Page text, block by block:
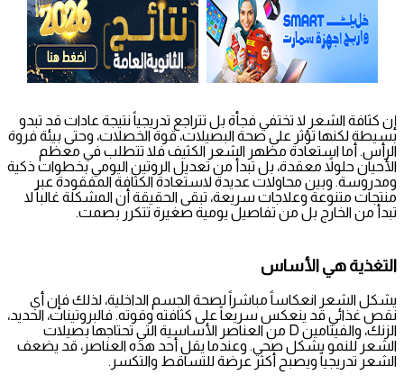
إن كثافة الشعر لا تختفي فجأة بل تتراجع تدريجياً نتيجة عادات قد تبدو
بسيطة لكنها تؤثر على صحة البصيلات، قوة الخصلات، وحتى بيئة فروة
الرأس. أما استعادة مظهر الشعر الكثيف فلا تتطلب في معظم
الأحيان حلولاً معقدة، بل تبدأ من تعديل الروتين اليومي بخطوات ذكية
ومدروسة. وبين محاولات عديدة لاستعادة الكثافة المفقودة عبر
منتجات متنوعة وعلاجات سريعة، تبقى الحقيقة أن المشكلة غالباً لا
تبدأ من الخارج بل من تفاصيل يومية صغيرة تتكرر بصمت.
التغذية هي الأساس
يشكل الشعر انعكاساً مباشراً لصحة الجسم الداخلية، لذلك فإن أي
نقص غذائي قد ينعكس سريعاً على كثافته وقوته. فالبروتينات، الحديد،
الزنك، والفيتامين D من العناصر الأساسية التي تحتاجها بصيلات
الشعر للنمو بشكل صحي. وعندما يقل أحد هذه العناصر، قد يضعف
الشعر تدريجياً ويصبح أكثر عرضة للتساقط والتكسر.